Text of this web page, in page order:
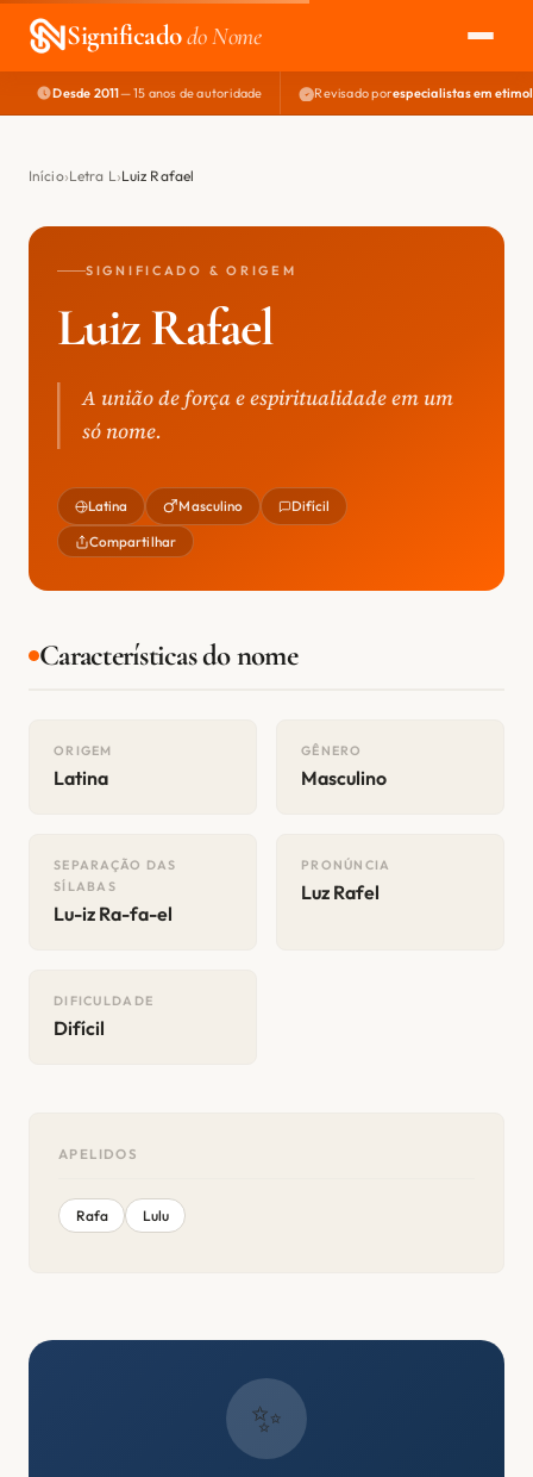
Significadodo Nome
EXPLORAR
NOME PERFEITO
Desde 2011— 15 anos de autoridade Revisado porespecialistas em
Início Letra L Luiz Rafael
SIGNIFICADO & ORIGEM
Luiz Rafael
A união de força e espiritualidade em um
só nome.
Latina Masculino Difícil
Compartilhar
Características do nome
ORIGEM
Latina
GÊNERO
Masculino
SEPARAÇÃO DAS
SÍLABAS
Lu-iz Ra-fa-el
PRONÚNCIA
Luz Rafel
DIFICULDADE
Difícil
APELIDOS
Rafa Lulu
✨